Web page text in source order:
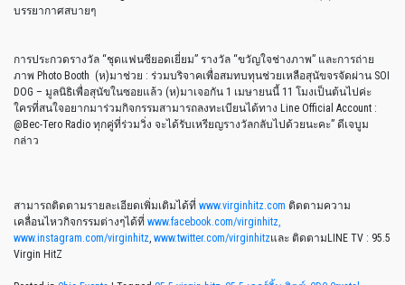
บรรยากาศสบายๆ
การประกวดรางวัล “ชุดแฟนซียอดเยี่ยม” รางวัล “ขวัญใจช่างภาพ” และการถ่าย
ภาพ Photo Booth (ห)มาช่วย : ร่วมบริจาคเพื่อสมทบทุนช่วยเหลือสุนัขจรจัดผ่าน SOI
DOG – มูลนิธิเพื่อสุนัขในซอยแล้ว (ห)มาเจอกัน 1 เมษายนนี้ 11 โมงเป็นต้นไปค่ะ
ใครที่สนใจอยากมาร่วมกิจกรรมสามารถลงทะเบียนได้ทาง Line Official Account :
@Bec-Tero Radio ทุกคู่ที่ร่วมวิ่ง จะได้รับเหรียญรางวัลกลับไปด้วยนะคะ” ดีเจบูม
กล่าว
สามารถติดตามรายละเอียดเพิ่มเติมได้ที่ www.virginhitz.com ติดตามความ
เคลื่อนไหวกิจกรรมต่างๆได้ที่ www.facebook.com/virginhitz,
www.instagram.com/virginhitz, www.twitter.com/virginhitzและ ติดตามLINE TV : 95.5
Virgin HitZ